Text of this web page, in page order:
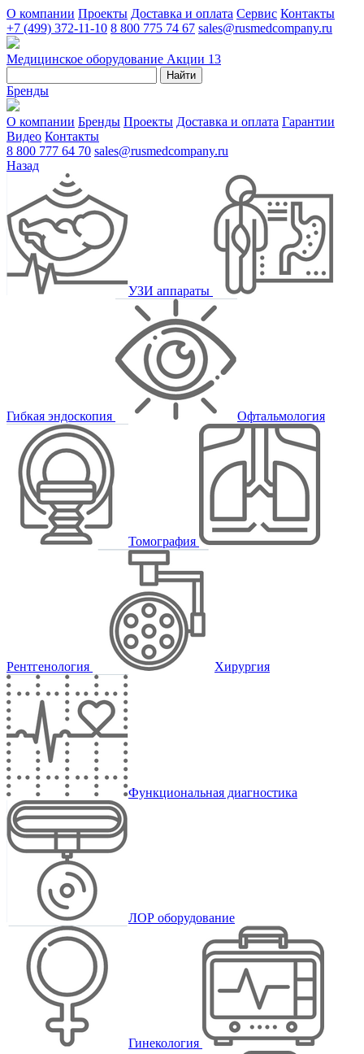
О компании Проекты Доставка и оплата Сервис Контакты
+7 (499) 372-11-10 8 800 775 74 67 sales@rusmedcompany.ru
Медицинское оборудование Акции 13
Найти
Бренды
О компании Бренды Проекты Доставка и оплата Гарантии
Видео Контакты
8 800 777 64 70 sales@rusmedcompany.ru
Назад
УЗИ аппараты
Гибкая эндоскопия Офтальмология
Томография
Рентгенология Хирургия
Функциональная диагностика
ЛОР оборудование
Гинекология